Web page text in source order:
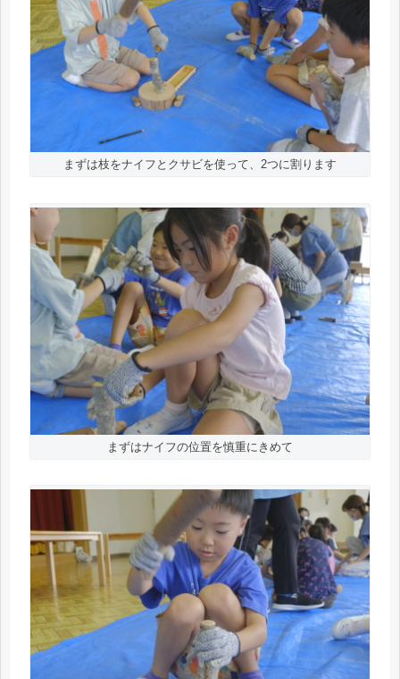
まずは枝をナイフとクサビを使って、2つに割ります
まずはナイフの位置を慎重にきめて